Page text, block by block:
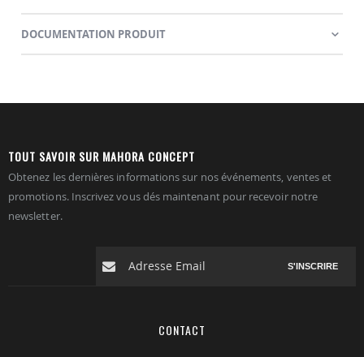
DOCUMENTATION PRODUIT
TOUT SAVOIR SUR MAHORA CONCEPT
Obtenez les dernières informations sur nos événements, ventes et
promotions. Inscrivez vous dés maintenant pour recevoir notre
newsletter.
S'INSCRIRE
CONTACT